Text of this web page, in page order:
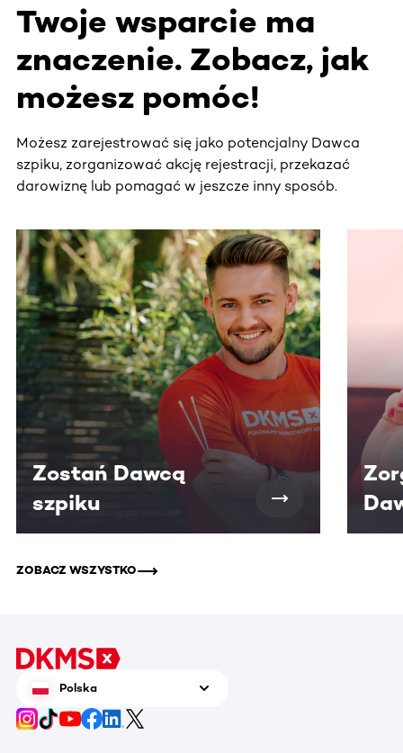
Twoje wsparcie ma
znaczenie. Zobacz, jak
możesz pomóc!
Możesz zarejestrować się jako potencjalny Dawca
szpiku, zorganizować akcję rejestracji, przekazać
darowiznę lub pomagać w jeszcze inny sposób.
Ta sekcja zawiera treści przewijane w poziomie. Użyj
Zostań Dawcą
szpiku
ZOBACZ WSZYSTKO
Polska